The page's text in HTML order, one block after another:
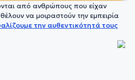
από ανθρώπους που είχαν
να μοιραστούν την εμπειρία
την αυθεντικότητά τους